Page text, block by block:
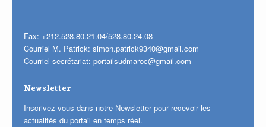
Fax: +212.528.80.21.04/528.80.24.08
Courriel M. Patrick: simon.patrick9340@gmail.com
Courriel secrétariat: portailsudmaroc@gmail.com
Newsletter
Inscrivez vous dans notre Newsletter pour recevoir les
actualités du portail en temps réel.